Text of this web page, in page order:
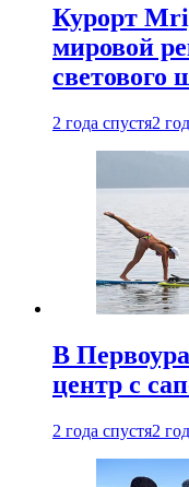
Курорт
мировой
светового
2 года спустя2
В
центр с
2 года спустя2